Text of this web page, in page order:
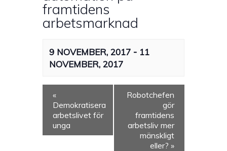
framtidens
arbetsmarknad
9 NOVEMBER, 2017 - 11
NOVEMBER, 2017
«
Demokratisera
arbetslivet för
unga
Robotchefen
gör
framtidens
arbetsliv mer
mänskligt
eller? »